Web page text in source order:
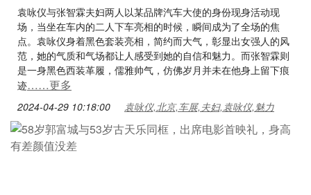
袁咏仪与张智霖夫妇两人以某品牌汽车大使的身份现身活动现
场，当坐在车内的二人下车亮相的时候，瞬间成为了全场的焦
点。袁咏仪身着黑色套装亮相，简约而大气，彰显出女强人的风
范，她的气质和气场都让人感受到她的自信和魅力。而张智霖则
是一身黑色西装革履，儒雅帅气，仿佛岁月并未在他身上留下痕
迹……更多
2024-04-29 10:18:00 袁咏仪,北京,车展,夫妇,袁咏仪,魅力